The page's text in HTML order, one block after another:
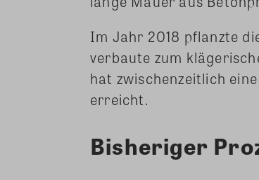
Im Jahr 2018 pflanzte
verbaute zum
hat zwischenzeitlich
erreicht.
Bisheriger